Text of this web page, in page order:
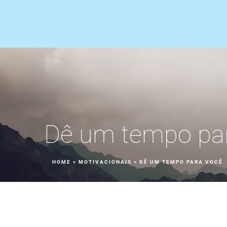
Dê um tempo
HOME » MOTIVACIONAIS » DÊ UM TEMPO PARA VOCÊ